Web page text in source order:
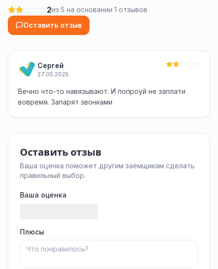
2из 5 на основании 1 отзывов
Оставить отзыв
Сергей
27.05.2025
Вечно что-то навязывают. И попроуй не заплати
вовремя. Запарят звонками
Оставить отзыв
Ваша оценка поможет другим заёмщикам сделать
правильный выбор.
Ваша оценка
Плюсы